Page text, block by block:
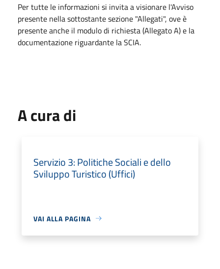
Per tutte le informazioni si invita a visionare l'Avviso
presente nella sottostante sezione "Allegati", ove è
presente anche il modulo di richiesta (Allegato A) e la
documentazione riguardante la SCIA.
A cura di
Servizio 3: Politiche Sociali e dello
Sviluppo Turistico (Uffici)
VAI ALLA PAGINA